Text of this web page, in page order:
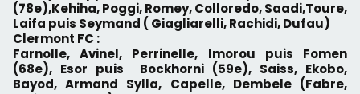
(78e),Kehiha, Poggi, Romey, Colloredo, Saadi,Toure,
Laifa puis Seymand ( Giagliarelli, Rachidi, Dufau)
Clermont FC :
Farnolle, Avinel, Perrinelle, Imorou puis Fomen
(68e), Esor puis Bockhorni (59e), Saiss, Ekobo,
Bayod, Armand Sylla, Capelle, Dembele (Fabre,